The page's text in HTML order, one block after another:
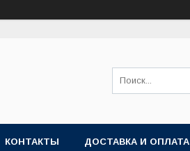
КОНТАКТЫ ДОСТАВКА И ОПЛАТА